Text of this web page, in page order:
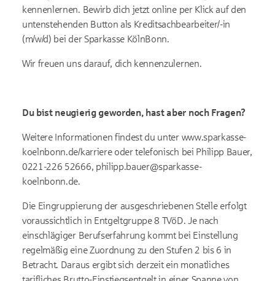
kennenlernen. Bewirb dich jetzt online per Klick auf den
untenstehenden Button als Kreditsachbearbeiter/-in
(m/w/d) bei der Sparkasse KölnBonn.
Wir freuen uns darauf, dich kennenzulernen.
Du bist neugierig geworden, hast aber noch Fragen?
Weitere Informationen findest du unter www.sparkasse-
koelnbonn.de/karriere oder telefonisch bei Philipp Bauer,
0221-226 52666, philipp.bauer@sparkasse-
koelnbonn.de.
Die Eingruppierung der ausgeschriebenen Stelle erfolgt
voraussichtlich in Entgeltgruppe 8 TVöD. Je nach
einschlägiger Berufserfahrung kommt bei Einstellung
regelmäßig eine Zuordnung zu den Stufen 2 bis 6 in
Betracht. Daraus ergibt sich derzeit ein monatliches